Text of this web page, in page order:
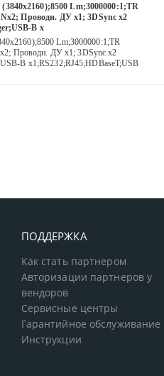
Lm;3000000:1;TR
Проводн. ДУ х1; 3DSync x2
B x
Lm;3000000:1;TR
Проводн. ДУ х1; 3DSync x2
B x1;RS232;RJ45;HDBaseT;USB
ПОДДЕРЖКА
Как стать партнером
Авторизации партнеров у
вендоров
Сервисные центры
Гарантийное обслуживание
Инструкции